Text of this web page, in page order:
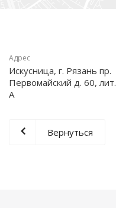
Адрес
Искусница, г. Рязань пр.
Первомайский д. 60, лит.
А
Вернуться